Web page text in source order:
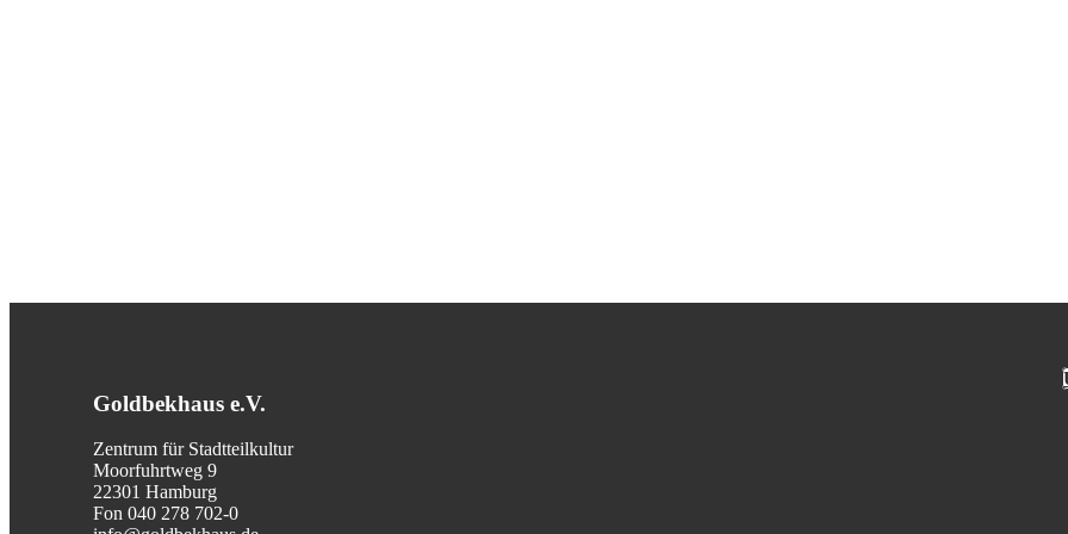
Goldbekhaus e.V.
Zentrum für Stadtteilkultur
Moorfuhrtweg 9
22301 Hamburg
Fon 040 278 702-0